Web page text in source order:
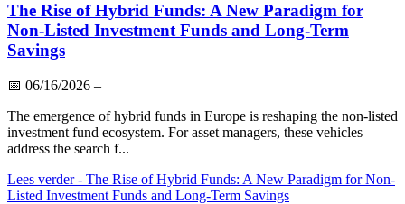
The Rise of Hybrid Funds: A New Paradigm for
Non-Listed Investment Funds and Long-Term
Savings
📅 06/16/2026 –
The emergence of hybrid funds in Europe is reshaping the non-listed
investment fund ecosystem. For asset managers, these vehicles
address the search f...
Lees verder- The Rise of Hybrid Funds: A New Paradigm for Non-
Listed Investment Funds and Long-Term Savings